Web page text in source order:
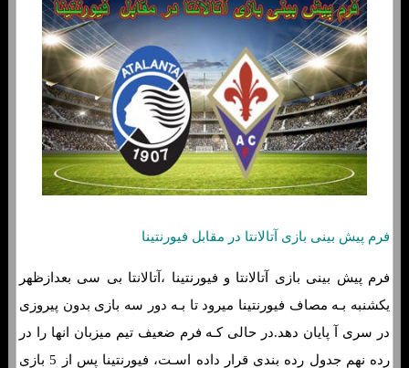
فرم پیش بینی بازی‌ آتالانتا در مقابل فیورنتینا
فرم پیش بینی بازی‌ آتالانتا و فیورنتینا ،آتالانتا بی سی بعدازظهر
یکشنبه بـه مصاف فیورنتینا میرود تا بـه دور سه بازی بدون پیروزی
در سری آ پایان دهد.در حالی کـه فرم ضعیف تیم میزبان انها را در
رده نهم جدول رده بندی قرار داده اسـت، فیورنتینا پس از 5 بازی